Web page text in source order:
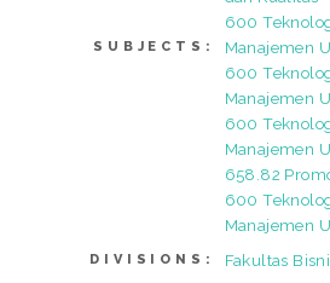
SUBJECTS:
600
Manajemen
600
Manajemen
600
Manajemen
658.82
600
Manajemen
DIVISIONS: Fakultas